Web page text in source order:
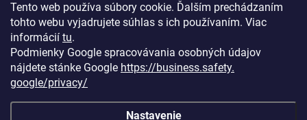
Tento web používa súbory cookie. Ďalším prechádzaním
tohto webu vyjadrujete súhlas s ich používaním. Viac
informácií tu.
Podmienky Google spracovávania osobných údajov
nájdete stánke Google https://business.safety.
google/privacy/
Nastavenie
Vložením e-mailu súhlasíte spodmienkami ochrany osobných
údajov
Prihlásiť sa